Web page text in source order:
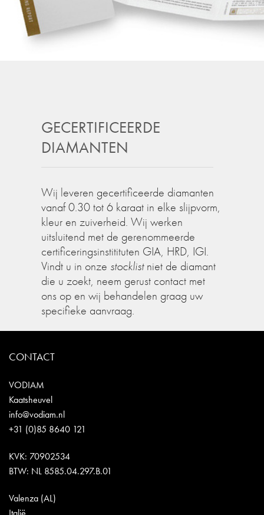
GECERTIFICEERDE
DIAMANTEN
Wij leveren gecertificeerde diamanten
vanaf 0.30 tot 6 karaat in elke slijpvorm,
kleur en zuiverheid. Wij werken
uitsluitend met de gerenommeerde
certificeringsinstitituten GIA, HRD, IGI.
Vindt u in onze stocklistniet de diamant
die u zoekt, neem gerust contact met
ons op en wij behandelen graag uw
specifieke aanvraag.
CONTACT
VODIAM
Kaatsheuvel
info@vodiam.nl
+31 (0)85 8640 121
KVK: 70902534
BTW: NL 8585.04.297.B.01
Valenza (AL)